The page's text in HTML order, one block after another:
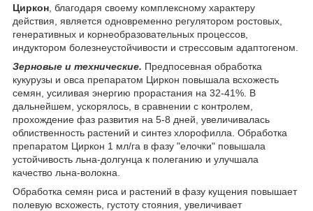
Циркон , благодаря своему комплексному характеру
действия, является одновременно регулятором ростовых,
генеративных и корнеобразовательных процессов,
индуктором болезнеустойчивости и стрессовым адаптогеном.
Зерновые и технические. Предпосевная обработка
кукурузы и овса препаратом Циркон повышала всхожесть
семян, усиливая энергию прорастания на 32-41%. В
дальнейшем, ускорялось, в сравнении с контролем,
прохождение фаз развития на 5-8 дней, увеличивалась
облиственность растений и синтез хлорофилла. Обработка
препаратом Циркон 1 мл/га в фазу "елочки" повышала
устойчивость льна-долгунца к полеганию и улучшала
качество льна-волокна.
Обработка семян риса и растений в фазу кущения повышает
полевую всхожесть, густоту стояния, увеличивает